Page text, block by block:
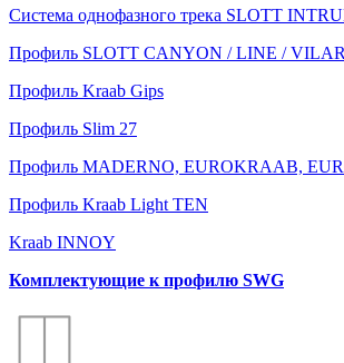
Система однофазного трека SLOTT
Профиль SLOTT CANYON / LINE /
Профиль Kraab Gips
Профиль Slim 27
Профиль MADERNO, EUROKRAAB,
Профиль Kraab Light TEN
Kraab INNOY
Комплектующие к профилю SWG